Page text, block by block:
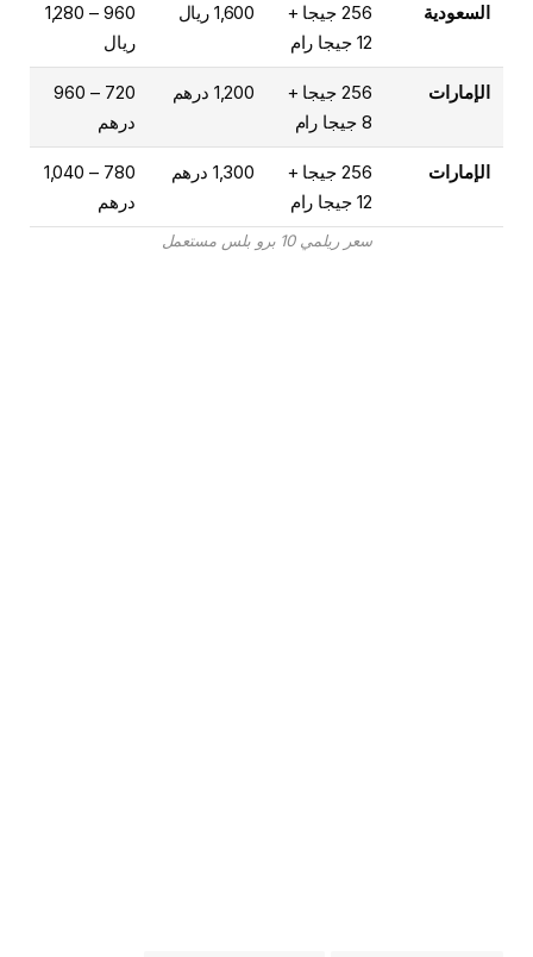
السعودية
256 جيجا +
12 جيجا رام
1,600 ريال
960 – 1,280
ريال
الإمارات
256 جيجا +
8 جيجا رام
1,200 درهم
720 – 960
درهم
الإمارات
256 جيجا +
12 جيجا رام
1,300 درهم
780 – 1,040
درهم
سعر ريلمي 10 برو بلس مستعمل